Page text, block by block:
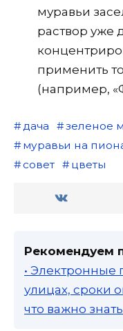
муравьи
раствор уже
применить
(например,
дача зеленое
муравьи на
совет
цветы
Рекомендуем
• Электронные
улицах, сроки
что важно